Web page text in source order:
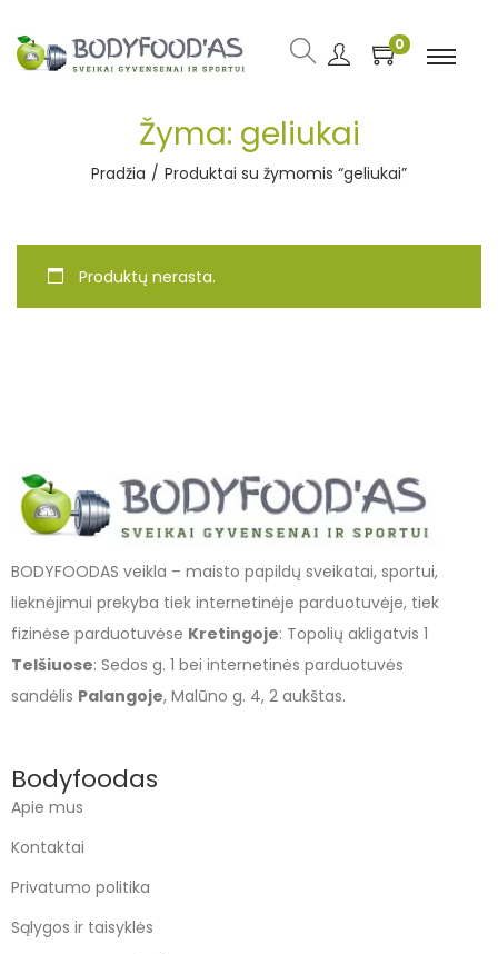
0
Žyma: geliukai
Pradžia / Produktai su žymomis “geliukai”
Produktų nerasta.
BODYFOODAS veikla – maisto papildų sveikatai, sportui,
lieknėjimui prekyba tiek internetinėje parduotuvėje, tiek
fizinėse parduotuvėse Kretingoje: Topolių akligatvis 1
Telšiuose: Sedos g. 1 bei internetinės parduotuvės
sandėlis Palangoje, Malūno g. 4, 2 aukštas.
Bodyfoodas
Apie mus
Kontaktai
Privatumo politika
Sąlygos ir taisyklės